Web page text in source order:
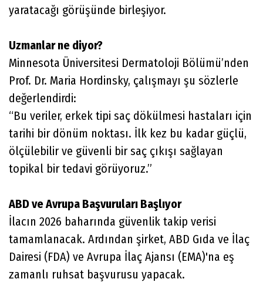
yaratacağı görüşünde birleşiyor.
Uzmanlar ne diyor?
Minnesota Üniversitesi Dermatoloji Bölümü’nden
Prof. Dr. Maria Hordinsky, çalışmayı şu sözlerle
değerlendirdi:
“Bu veriler, erkek tipi saç dökülmesi hastaları için
tarihi bir dönüm noktası. İlk kez bu kadar güçlü,
ölçülebilir ve güvenli bir saç çıkışı sağlayan
topikal bir tedavi görüyoruz.”
ABD ve Avrupa Başvuruları Başlıyor
İlacın 2026 baharında güvenlik takip verisi
tamamlanacak. Ardından şirket, ABD Gıda ve İlaç
Dairesi (FDA) ve Avrupa İlaç Ajansı (EMA)'na eş
zamanlı ruhsat başvurusu yapacak.